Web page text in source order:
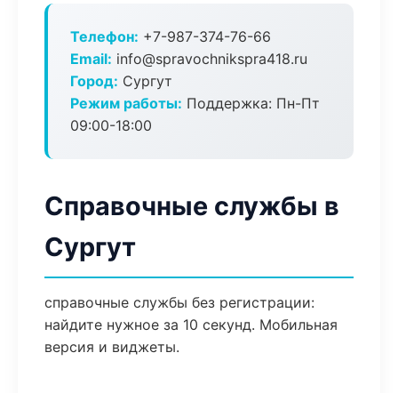
Телефон: +7-987-374-76-66
Email: info@spravochnikspra418.ru
Город: Сургут
Режим работы: Поддержка: Пн-Пт
09:00-18:00
Справочные службы в
Сургут
справочные службы без регистрации:
найдите нужное за 10 секунд. Мобильная
версия и виджеты.